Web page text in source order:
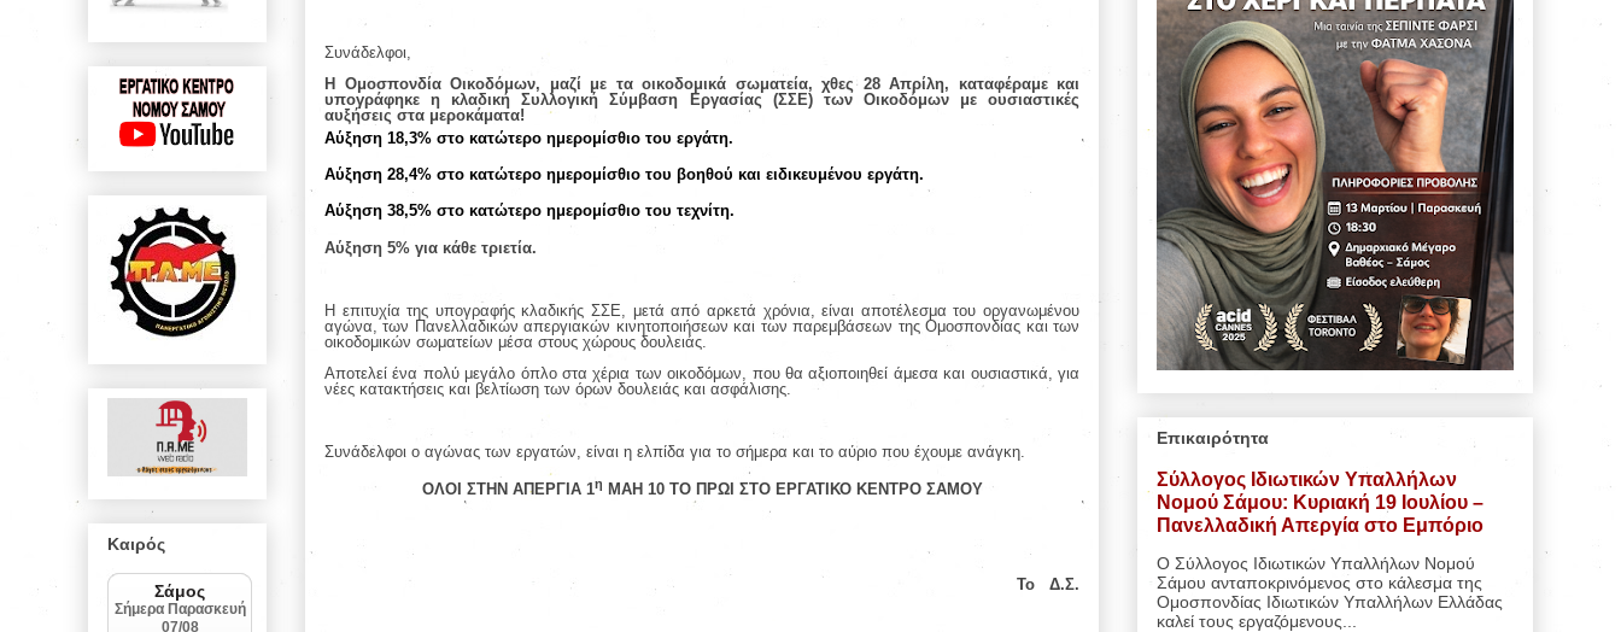
Συνάδελφοι,
Η Ομοσπονδία Οικοδόμων, μαζί με τα οικοδομικά σωματεία, χθες 28 Απρίλη, καταφέραμε και
υπογράφηκε η κλαδική Συλλογική Σύμβαση Εργασίας (ΣΣΕ) των Οικοδόμων με ουσιαστικές
αυξήσεις στα μεροκάματα!
Αύξηση 18,3% στο κατώτερο ημερομίσθιο του εργάτη.
Αύξηση 28,4% στο κατώτερο ημερομίσθιο του βοηθού και ειδικευμένου εργάτη.
Αύξηση 38,5% στο κατώτερο ημερομίσθιο του τεχνίτη.
Αύξηση 5% για κάθε τριετία.
Η επιτυχία της υπογραφής κλαδικής ΣΣΕ, μετά από αρκετά χρόνια, είναι αποτέλεσμα του οργανωμένου
αγώνα, των Πανελλαδικών απεργιακών κινητοποιήσεων και των παρεμβάσεων της Ομοσπονδίας και των
οικοδομικών σωματείων μέσα στους χώρους δουλειάς.
Αποτελεί ένα πολύ μεγάλο όπλο στα χέρια των οικοδόμων, που θα αξιοποιηθεί άμεσα και ουσιαστικά, για
νέες κατακτήσεις και βελτίωση των όρων δουλειάς και ασφάλισης.
Συνάδελφοι ο αγώνας των εργατών, είναι η ελπίδα για το σήμερα και το αύριο που έχουμε ανάγκη.
ΟΛΟΙ ΣΤΗΝ ΑΠΕΡΓΙΑ 1η ΜΑΗ 10 ΤΟ ΠΡΩΙ ΣΤΟ ΕΡΓΑΤΙΚΟ ΚΕΝΤΡΟ ΣΑΜΟΥ
Το Δ.Σ.
Καιρός
Επικαιρότητα
Σύλλογος Ιδιωτικών Υπαλλήλων
Νομού Σάμου: Κυριακή 19 Ιουλίου –
Πανελλαδική Απεργία στο Εμπόριο
Ο Σύλλογος Ιδιωτικών Υπαλλήλων Νομού
Σάμου ανταποκρινόμενος στο κάλεσμα της
Ομοσπονδίας Ιδιωτικών Υπαλλήλων Ελλάδας
καλεί τους εργαζόμενους...